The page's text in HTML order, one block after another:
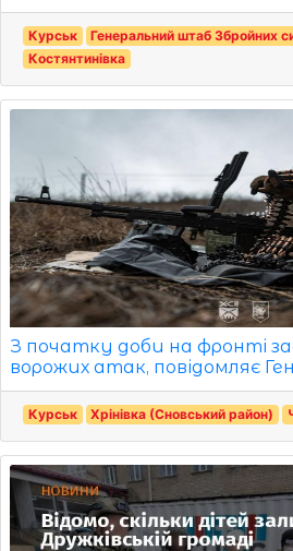
Курськ
Генеральний штаб Збройних
Костянтинівка
З початку доби на фронті
ворожих атак, повідомляє
Курськ Хрінівка (Сновський район)